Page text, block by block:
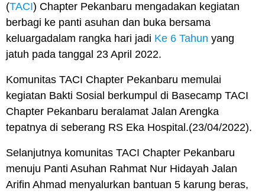
(TACI) Chapter Pekanbaru mengadakan kegiatan
berbagi ke panti asuhan dan buka bersama
keluargadalam rangka hari jadi Ke 6 Tahun yang
jatuh pada tanggal 23 April 2022.
Komunitas TACI Chapter Pekanbaru memulai
kegiatan Bakti Sosial berkumpul di Basecamp TACI
Chapter Pekanbaru beralamat Jalan Arengka
tepatnya di seberang RS Eka Hospital.(23/04/2022).
Selanjutnya komunitas TACI Chapter Pekanbaru
menuju Panti Asuhan Rahmat Nur Hidayah Jalan
Arifin Ahmad menyalurkan bantuan 5 karung beras,